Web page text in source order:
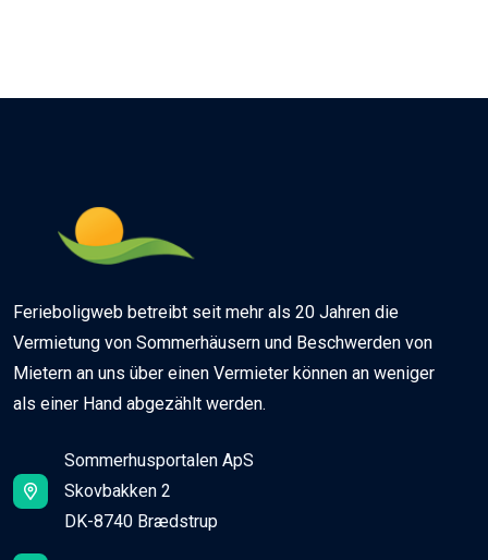
Ferieboligweb betreibt seit mehr als 20 Jahren die
Vermietung von Sommerhäusern und Beschwerden von
Mietern an uns über einen Vermieter können an weniger
als einer Hand abgezählt werden.
Sommerhusportalen ApS
Skovbakken 2
DK-8740 Brædstrup